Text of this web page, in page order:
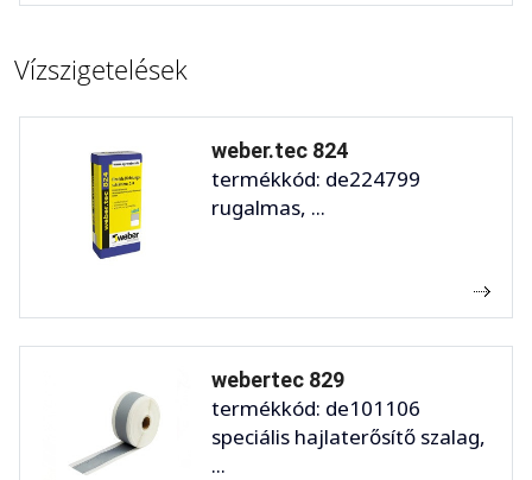
Vízszigetelések
weber.tec 824
termékkód: de224799
rugalmas, ...
webertec 829
termékkód: de101106
speciális hajlaterősítő szalag,
...